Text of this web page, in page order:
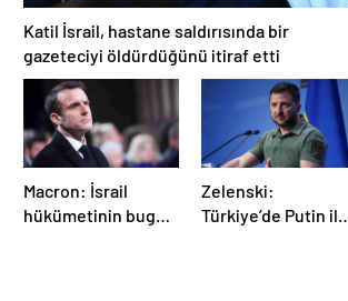
Katil İsrail, hastane saldırısında bir
gazeteciyi öldürdüğünü itiraf etti
Macron: İsrail
hükümetinin bugün
Zelenski:
Türkiye’de Putin ile